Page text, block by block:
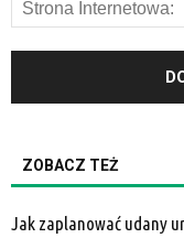
ZOBACZ TEŻ
Jak zaplanować udany